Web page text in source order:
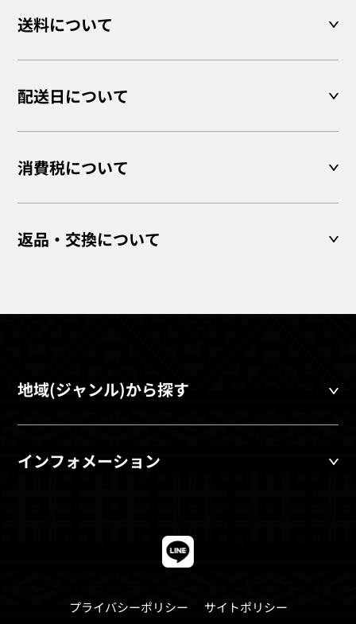
送料について
配送日について
消費税について
返品・交換について
地域(ジャンル)から探す
インフォメーション
プライバシーポリシー サイトポリシー